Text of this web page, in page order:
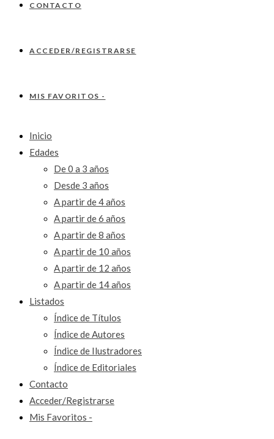
CONTACTO
ACCEDER/REGISTRARSE
MIS FAVORITOS -
Inicio
Edades
De 0 a 3 años
Desde 3 años
A partir de 4 años
A partir de 6 años
A partir de 8 años
A partir de 10 años
A partir de 12 años
A partir de 14 años
Listados
Índice de Títulos
Índice de Autores
Índice de Ilustradores
Índice de Editoriales
Contacto
Acceder/Registrarse
Mis Favoritos -